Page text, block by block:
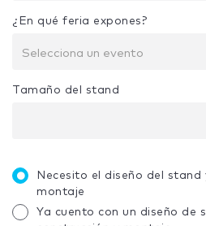
¿En qué feria expones?
Selecciona un evento
Tamaño del stand
Necesito el diseño del stand
montaje
Ya cuento con un diseño de